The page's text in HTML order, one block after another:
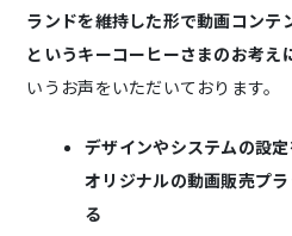
ランドを維持した形で動画コンテ
というキーコーヒーさまのお考え
いうお声をいただいております。
デザインやシステムの設定
オリジナルの動画販売プ
る